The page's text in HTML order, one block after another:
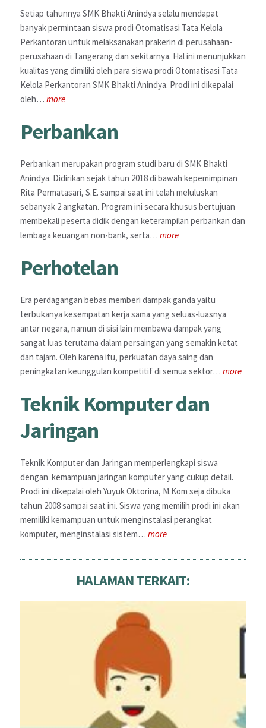
Setiap tahunnya SMK Bhakti Anindya selalu mendapat
banyak permintaan siswa prodi Otomatisasi Tata Kelola
Perkantoran untuk melaksanakan prakerin di perusahaan-
perusahaan di Tangerang dan sekitarnya. Hal ini menunjukkan
kualitas yang dimiliki oleh para siswa prodi Otomatisasi Tata
Kelola Perkantoran SMK Bhakti Anindya. Prodi ini dikepalai
oleh… more
Perbankan
Perbankan merupakan program studi baru di SMK Bhakti
Anindya. Didirikan sejak tahun 2018 di bawah kepemimpinan
Rita Permatasari, S.E. sampai saat ini telah meluluskan
sebanyak 2 angkatan. Program ini secara khusus bertujuan
membekali peserta didik dengan keterampilan perbankan dan
lembaga keuangan non-bank, serta… more
Perhotelan
Era perdagangan bebas memberi dampak ganda yaitu
terbukanya kesempatan kerja sama yang seluas-luasnya
antar negara, namun di sisi lain membawa dampak yang
sangat luas terutama dalam persaingan yang semakin ketat
dan tajam. Oleh karena itu, perkuatan daya saing dan
peningkatan keunggulan kompetitif di semua sektor… more
Teknik Komputer dan
Jaringan
Teknik Komputer dan Jaringan memperlengkapi siswa
dengan kemampuan jaringan komputer yang cukup detail.
Prodi ini dikepalai oleh Yuyuk Oktorina, M.Kom seja dibuka
tahun 2008 sampai saat ini. Siswa yang memilih prodi ini akan
memiliki kemampuan untuk menginstalasi perangkat
komputer, menginstalasi sistem… more
HALAMAN TERKAIT: